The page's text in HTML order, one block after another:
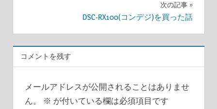
ビ
ゲ
シ
次の記事
DSC-RX100(コンデジ)を買った話
コメントを残す
メールアドレスが公開されることはありませ
ん。
※ が付いている欄は必須項目です